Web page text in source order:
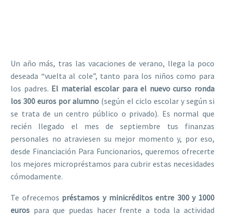
Un año más, tras las vacaciones de verano, llega la poco
deseada “vuelta al cole”, tanto para los niños como para
los padres. El material escolar para el nuevo curso ronda
los 300 euros por alumno (según el ciclo escolar y según si
se trata de un centro público o privado). Es normal que
recién llegado el mes de septiembre tus finanzas
personales no atraviesen su mejor momento y, por eso,
desde Financiación Para Funcionarios, queremos ofrecerte
los mejores micropréstamos para cubrir estas necesidades
cómodamente.
Te ofrecemos préstamos y minicréditos entre 300 y 1000
euros para que puedas hacer frente a toda la actividad